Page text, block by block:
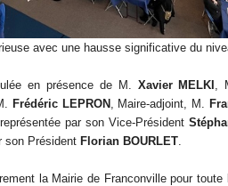
avec une hausse significative du
en présence de M. Xavier MELKI ,
Frédéric LEPRON , Maire-adjoint, M.
par son Vice-Président
son Président Florian BOURLET.
la Mairie de Franconville pour